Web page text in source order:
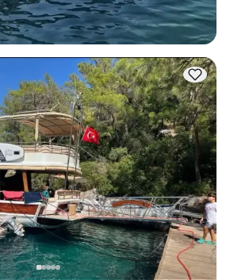
Verfügbarkeit & Preis ansehen